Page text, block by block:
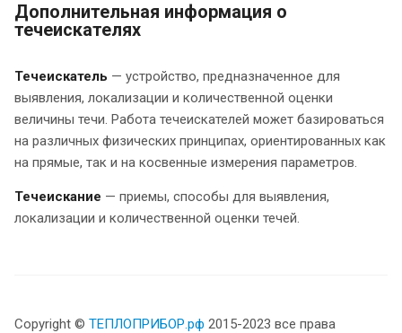
Дополнительная информация о
течеискателях
Течеискатель — устройство, предназначенное для
выявления, локализации и количественной оценки
величины течи. Работа течеискателей может базироваться
на различных физических принципах, ориентированных как
на прямые, так и на косвенные измерения параметров.
Течеискание — приемы, способы для выявления,
локализации и количественной оценки течей.
Copyright © ТЕПЛОПРИБОР.рф 2015-2023 все права